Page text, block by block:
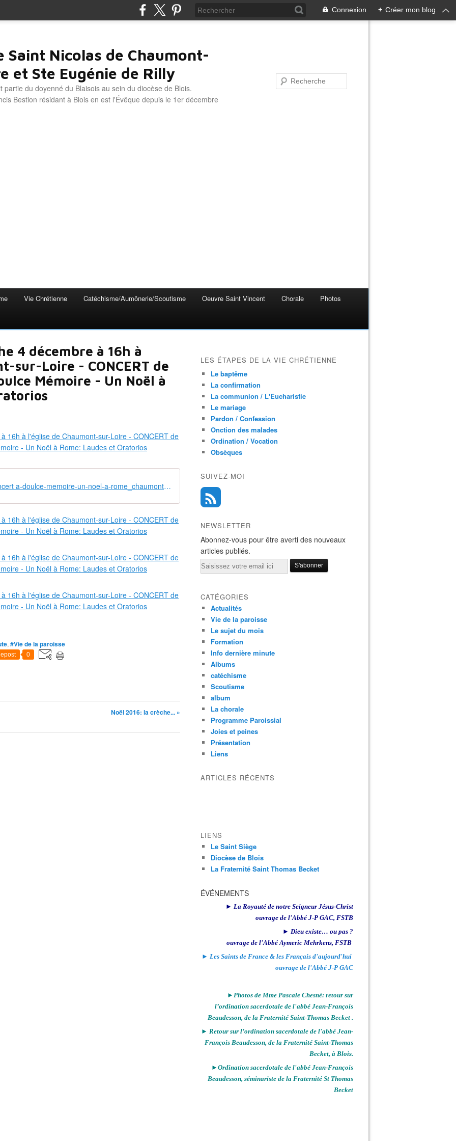
Connexion + Créer mon blog
Saint Nicolas de Chaumont-
et Ste Eugénie de Rilly
partie du doyenné du Blaisois au sein du diocèse de Blois.
Bestion résidant à Blois en est l'Évêque depuis le 1er décembre
Vie Chrétienne Catéchisme/Aumônerie/Scoutisme Oeuvre Saint Vincent Chorale Photos
4 décembre à 16h à
sur-Loire - CONCERT de
Mémoire - Un Noël à
16 12 04 Concert a-doulce-memoire-un-noel-a-rome_chaumont-sur-loire
, #Vie de la paroisse
0
Noël 2016: la crèche... »
LES ÉTAPES DE LA VIE CHRÉTIENNE
Le baptême
La confirmation
La communion / L'Eucharistie
Le mariage
Pardon / Confession
Onction des malades
Ordination / Vocation
Obsèques
SUIVEZ-MOI
NEWSLETTER
Abonnez-vous pour être averti des nouveaux
articles publiés.
Email
CATÉGORIES
Actualités
Vie de la paroisse
Le sujet du mois
Formation
Info dernière minute
Albums
catéchisme
Scoutisme
album
La chorale
Programme Paroissial
Joies et peines
Présentation
Liens
ARTICLES RÉCENTS
LIENS
Le Saint Siège
Diocèse de Blois
La Fraternité Saint Thomas Becket
ÉVÉNEMENTS
► La Royauté de notre Seigneur Jésus-Christ
ouvrage de l'Abbé J-P GAC, FSTB
► Dieu existe… ou pas ?
ouvrage de l'Abbé Aymeric Mehrkens, FSTB
► Les Saints de France & les Français d'aujourd'hui
ouvrage de l'Abbé J-P GAC
►Photos de Mme Pascale Chesné: retour sur
l’ordination sacerdotale de l'abbé Jean-François
Beaudesson, de la Fraternité Saint-Thomas Becket .
► Retour sur l’ordination sacerdotale de l'abbé Jean-
François Beaudesson, de la Fraternité Saint-Thomas
Becket, à Blois.
►Ordination sacerdotale de l'abbé Jean-François
Beaudesson, séminariste de la Fraternité St Thomas
Becket